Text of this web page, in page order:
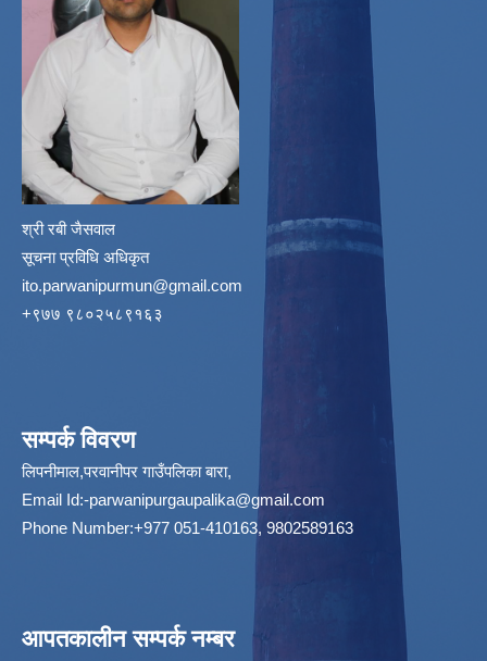
श्री रबी जैसवाल
सूचना प्रविधि अधिकृत
ito.parwanipurmun@gmail.com
‌+९७७ ९८०२५८९१६३
सम्पर्क विवरण
लिपनीमाल,परवानीपर गाउँपलिका बारा,
Email Id:-parwanipurgaupalika@gmail.com
Phone Number:+977 051-410163, 9802589163
आपतकालीन सम्पर्क नम्बर